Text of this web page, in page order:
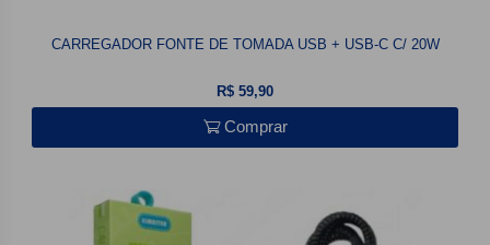
CARREGADOR FONTE DE TOMADA USB + USB-C C/ 20W
R$ 59,90
Comprar